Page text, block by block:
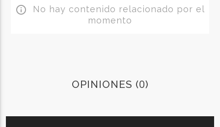
info_outline No hay contenido relacionado por el
momento
OPINIONES (0)